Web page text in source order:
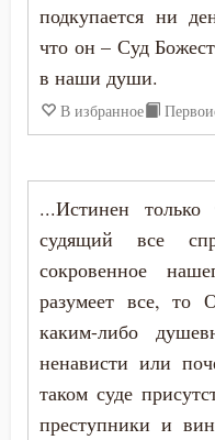
Человекоугодие
Честолюбие
Чистота
Чревоугодие
Чтение
Чудо
Юность
подкупается ни
что он – Суд
в наши души.
В избранное
...Истинен
судящий все
сокровенное
разумеет все, то
каким-либо
ненависти или
таком суде
преступники и